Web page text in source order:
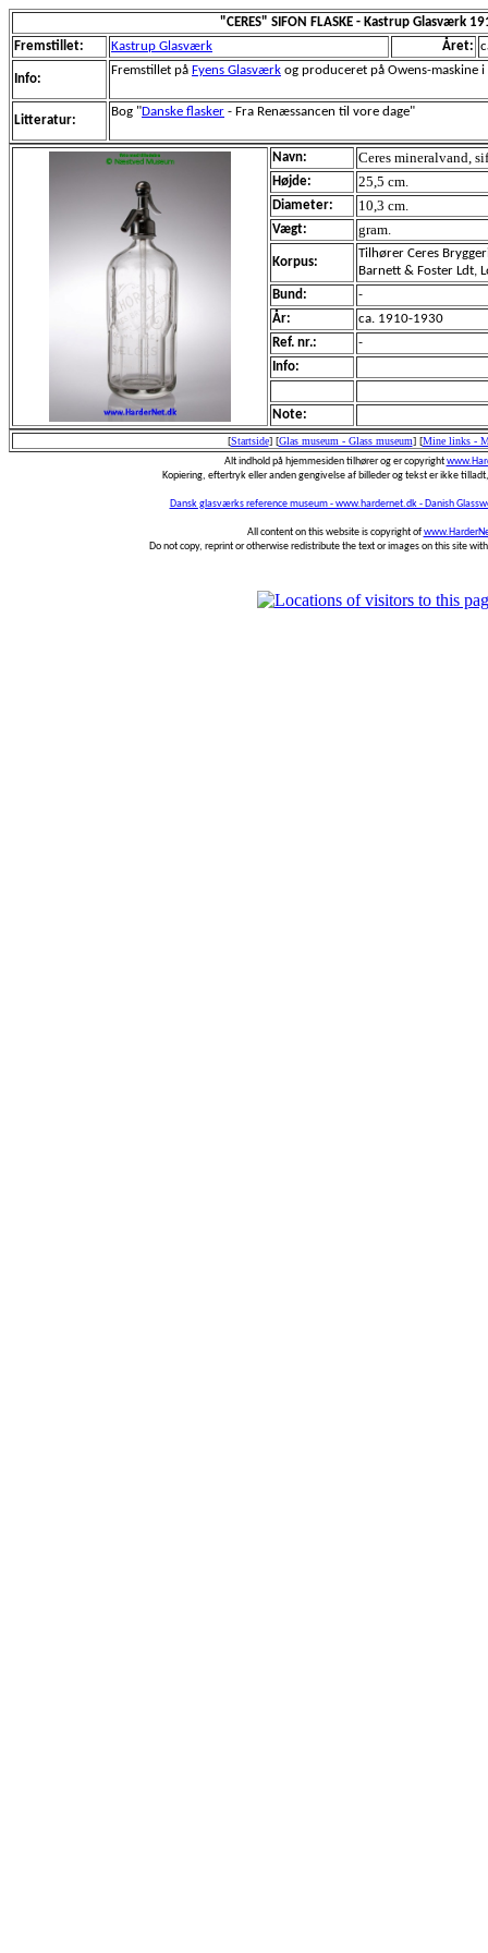
"CERES" SIFON FLASKE - Kastrup Glasværk
Fremstillet:
Kastrup Glasværk Året:
Info:
Fremstillet på Fyens Glasværk og produceret på Owens-maskine
Litteratur:
Bog "Danske flasker - Fra Renæssancen til vore dage"
Navn: Ceres mineralvand,
Højde: 25,5 cm.
Diameter: 10,3 cm.
Vægt: gram.
Korpus:
Tilhører Ceres
Barnett & Foster Ldt,
Bund:
-
År:
ca. 1910-1930
Ref. nr.:
-
Info:
Note:
[Startside] [Glas museum - Glass museum] [Mine links -
Alt indhold på hjemmesiden tilhører og er copyright
Kopiering, eftertryk eller anden gengivelse af billeder og tekst er ikke
Dansk glasværks reference museum - www.hardernet.dk - Danish
All content on this website is copyright of
Do not copy, reprint or otherwise redistribute the text or images on this site